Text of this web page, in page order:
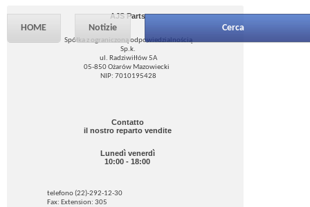
HOME Notizie Cerca
AJS Parts
Spółka z ograniczoną odpowiedzialnością
Sp.k.
ul. Radziwiłłów 5A
05-850 Ożarów Mazowiecki
NIP: 7010195428
Contatto
il nostro reparto vendite
Lunedì venerdì
10:00 - 18:00
telefono (22)-292-12-30
Fax: Extension: 305